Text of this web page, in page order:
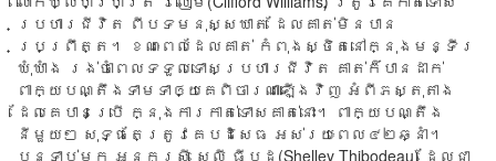
ប្រហារ​ជីវិត ពី​បទ​មនុស្ស​ឃាត ដែល​គាត់​មិន​បាន​
ប្រព្រឹត្ត។​ ខណៈ​ពេល​ដែល​គាត់ កំពុង​ស្ថិត​នៅ​ក្នុង​មន្ទីរ​
ឃុំឃាំង រង់ចាំ​ពេល​ទទួល​ទោស​ប្រហារ​ជីវិត គាត់​ក៏​បាន​ដាក់​
ពាក្យ​បណ្តឹង​ទាមទា​ឲ្យ​គេ​ពិចារណា​ឡើង​វិញ អំពី​ភស្តុតាង​
ដែល​គេ​បាន​ប្រើ ក្នុង​ការ​កាត់​ទោស​គាត់​នោះ។ ពាក្យ​បណ្តឹង​
នីមួយ​ៗ សុទ្ធ​តែ​ត្រូវ​គេ​បដិសេធ អស់​រយៈ​ពេល​៤២​ឆ្នាំ។​
បន្ទាប់​មក អ្នក​ស្រី សេលី ធីបូដូ(Shelley Thibodeau) ដែល​ជា​